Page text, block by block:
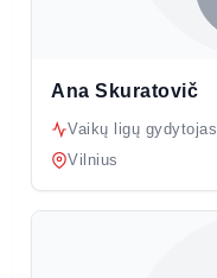
Ana Skuratovič
Vaikų ligų gydytojas
Vilnius